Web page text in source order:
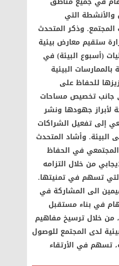
والأنشطة التي
وذكر المتحدث
ستقيم معارض بيئية
(أسبوع البيئة) في
البيئية
للحفاظ على
جانب تخصيص مساحات
لأبراز جهودها ونشر
إلى تفعيل الشراكات
البيئة. وأشاد المتحدث
المجتمعي في الحفاظ
من خلال التزامه
تسهم في تمنيتها.
الى المشاركة في
في بناء مستقبل
من خلال ترسيخ مفاهيم
لدى المجتمع للوصول
تسهم في الأرتقاء